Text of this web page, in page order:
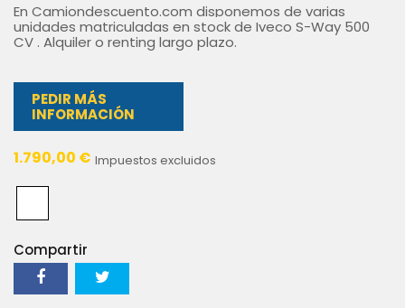
En Camiondescuento.com disponemos de varias
unidades matriculadas en stock de Iveco S-Way 500
CV . Alquiler o renting largo plazo.
PEDIR MÁS
INFORMACIÓN
1.790,00 € Impuestos excluidos
Compartir